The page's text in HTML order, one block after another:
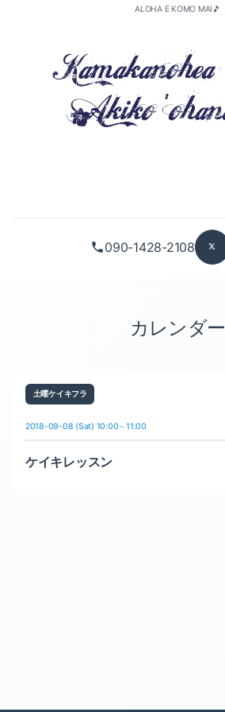
090-1428-2108
ALOHA E KOMO MAI🎵
カレンダー
土曜ケイキフラ
2018-09-08 (Sat) 10:00～11:00
ケイキレッスン